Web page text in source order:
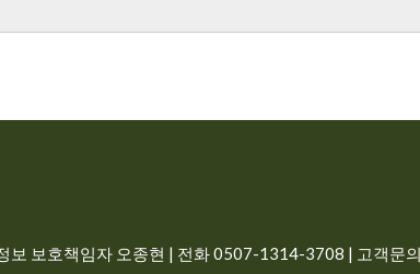
보호책임자 오종현 | 전화 0507-1314-3708 | 고객문